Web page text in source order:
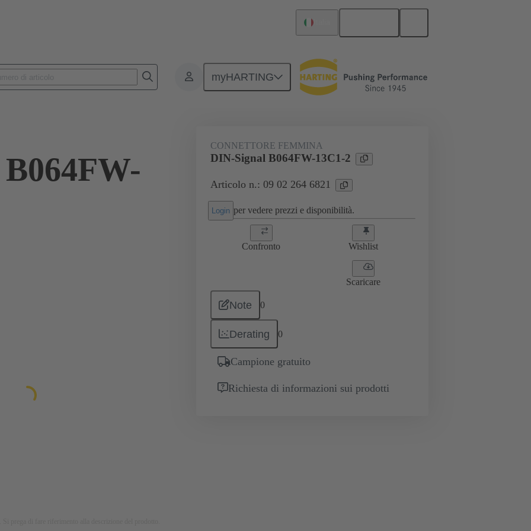
myHARTING
CONNETTORE FEMMINA
DIN-Signal B064FW-13C1-2
Articolo n.: 09 02 264 6821
Login per vedere prezzi e disponibilità.
Confronto Wishlist
Scaricare
Note 0
Derating 0
Campione gratuito
Richiesta di informazioni sui prodotti